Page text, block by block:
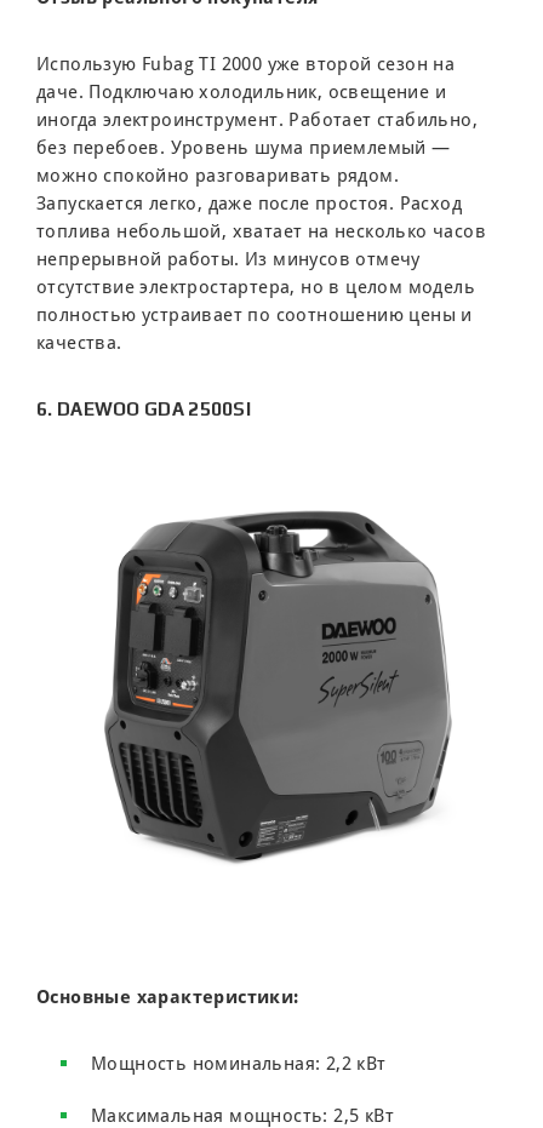
Использую Fubag TI 2000 уже второй сезон на
даче. Подключаю холодильник, освещение и
иногда электроинструмент. Работает стабильно,
без перебоев. Уровень шума приемлемый —
можно спокойно разговаривать рядом.
Запускается легко, даже после простоя. Расход
топлива небольшой, хватает на несколько часов
непрерывной работы. Из минусов отмечу
отсутствие электростартера, но в целом модель
полностью устраивает по соотношению цены и
качества.
6. DAEWOO GDA 2500SI
Основные характеристики:
Мощность номинальная: 2,2 кВт
Максимальная мощность: 2,5 кВт